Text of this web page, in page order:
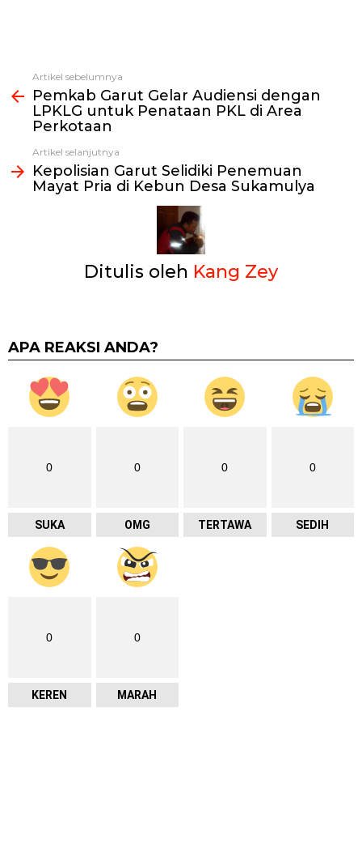
Lihat
selengkapnya
Artikel sebelumnya
Pemkab Garut Gelar Audiensi dengan
LPKLG untuk Penataan PKL di Area
Perkotaan
Artikel selanjutnya
Kepolisian Garut Selidiki Penemuan
Mayat Pria di Kebun Desa Sukamulya
Ditulis oleh Kang Zey
APA REAKSI ANDA?
0
SUKA
0
OMG
0
TERTAWA
0
SEDIH
0
KEREN
0
MARAH